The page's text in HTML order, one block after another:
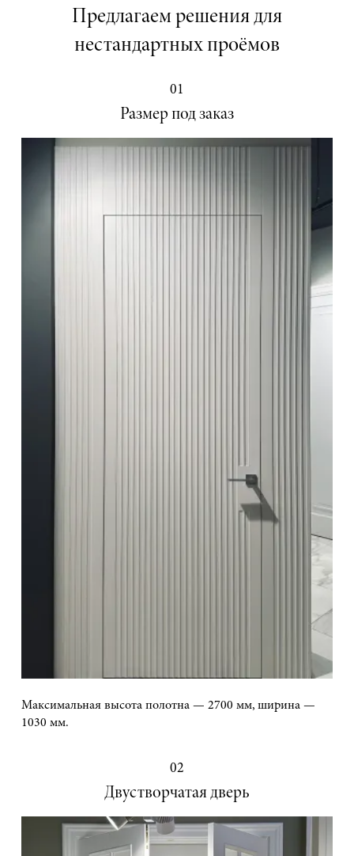
Предлагаем решения для
нестандартных проёмов
01
Размер под заказ
Максимальная высота полотна — 2700 мм, ширина —
1030 мм.
02
Двустворчатая дверь